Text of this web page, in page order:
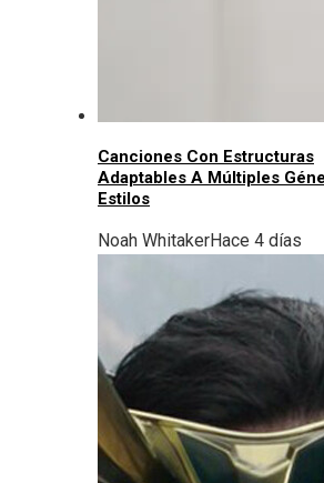
Canciones Con Estructuras
Adaptables A Múltiples
Estilos
Noah WhitakerHace 4 días